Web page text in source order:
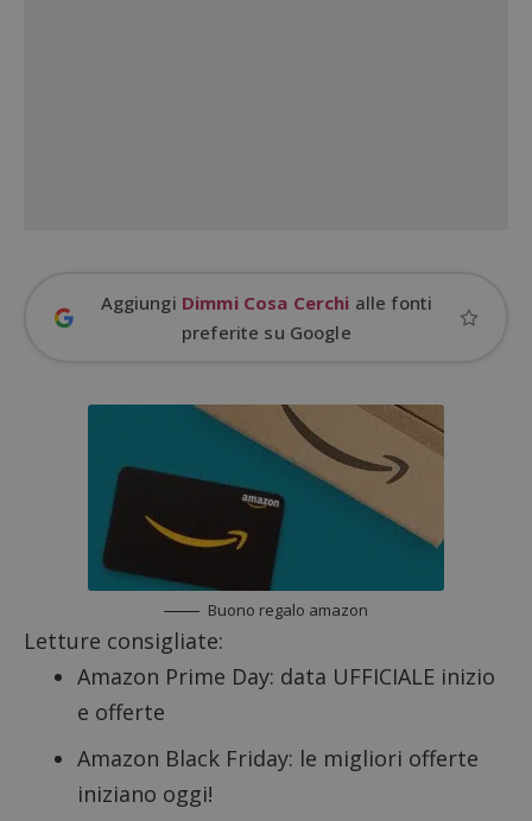
Aggiungi Dimmi Cosa Cerchi alle fonti
preferite su Google
Buono regalo amazon
Letture consigliate:
Amazon Prime Day: data UFFICIALE inizio
e offerte
Amazon Black Friday: le migliori offerte
iniziano oggi!